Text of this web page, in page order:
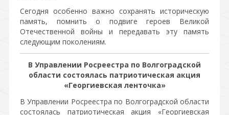
Сегодня особенно важно сохранять историческую
память, помнить о подвиге героев Великой
Отечественной войны и передавать эту память
следующим поколениям.
В Управлении Росреестра по Волгоградской
области состоялась патриотическая акция
«Георгиевская ленточка»
В Управлении Росреестра по Волгоградской области
состоялась патриотическая акция «Георгиевская